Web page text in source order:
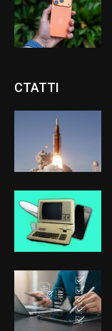
СТАТТІ